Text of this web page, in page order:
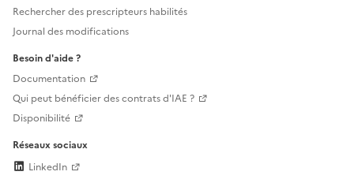
Rechercher des prescripteurs habilités
Journal des modifications
Besoin d'aide ?
Documentation
Qui peut bénéficier des contrats d'IAE ?
Disponibilité
Réseaux sociaux
LinkedIn